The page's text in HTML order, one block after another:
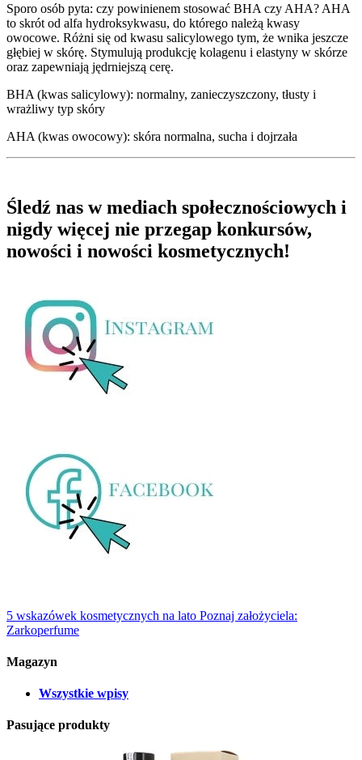
Sporo osób pyta: czy powinienem stosować BHA czy AHA? AHA
to skrót od alfa hydroksykwasu, do którego należą kwasy
owocowe. Różni się od kwasu salicylowego tym, że wnika jeszcze
głębiej w skórę. Stymulują produkcję kolagenu i elastyny w skórze
oraz zapewniają jędrniejszą cerę.
BHA (kwas salicylowy): normalny, zanieczyszczony, tłusty i
wrażliwy typ skóry
AHA (kwas owocowy): skóra normalna, sucha i dojrzała
Śledź nas w mediach społecznościowych i
nigdy więcej nie przegap konkursów,
nowości i nowości kosmetycznych!
5 wskazówek kosmetycznych na lato Poznaj założyciela:
Zarkoperfume
Magazyn
Wszystkie wpisy
Pasujące produkty